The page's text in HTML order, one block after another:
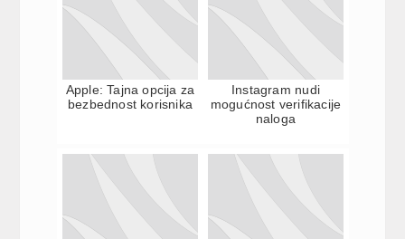
Apple: Tajna opcija za
bezbednost korisnika
Instagram nudi
mogućnost verifikacije
naloga